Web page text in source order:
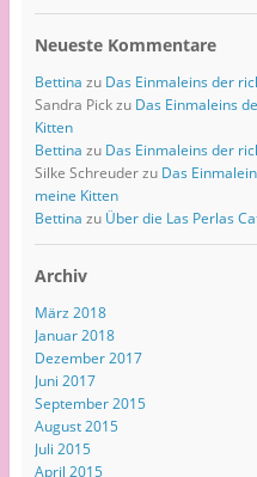
Neueste Kommentare
Bettina zu Das Einmaleins der
Sandra Pickzu Das Einmaleins
Kitten
Bettina zu Das Einmaleins der
Silke Schreuderzu Das
meine Kitten
Bettina zu Über die Las Perlas
Archiv
März 2018
Januar 2018
Dezember 2017
Juni 2017
September 2015
August 2015
Juli 2015
April 2015